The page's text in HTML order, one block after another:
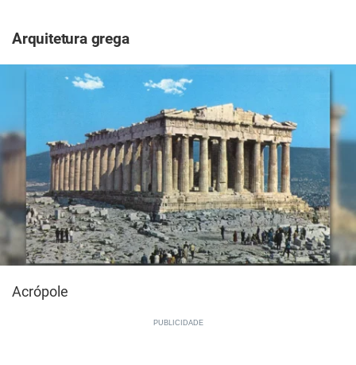
Arquitetura grega
Acrópole